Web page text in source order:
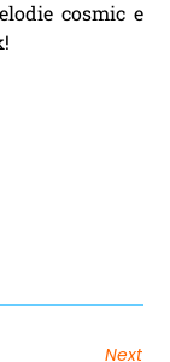
cosmic e
Next